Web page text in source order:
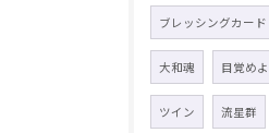
ブレッシングカード
大和魂 目覚めよ
ツイン 流星群